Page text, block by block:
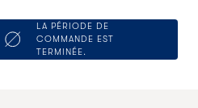
LA PÉRIODE DE
COMMANDE EST
TERMINÉE.